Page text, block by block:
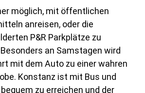
möglich, mit öffentlichen
anreisen, oder die
P&R Parkplätze zu
an Samstagen wird
mit dem Auto zu einer wahren
Konstanz ist mit Bus und
zu erreichen und der